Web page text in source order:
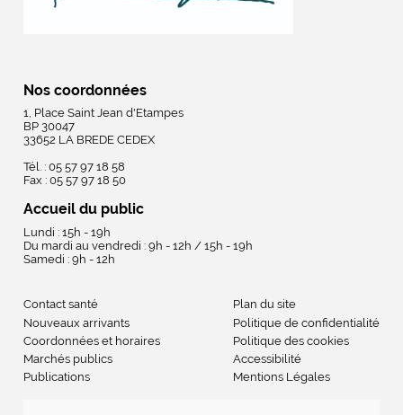
Nos coordonnées
1, Place Saint Jean d'Etampes
BP 30047
33652 LA BREDE CEDEX
Tél. : 05 57 97 18 58
Fax : 05 57 97 18 50
Accueil du public
Lundi : 15h - 19h
Du mardi au vendredi : 9h - 12h / 15h - 19h
Samedi : 9h - 12h
Contact santé
Nouveaux arrivants
Coordonnées et horaires
Marchés publics
Publications
Plan du site
Politique de confidentialité
Politique des cookies
Accessibilité
Mentions Légales